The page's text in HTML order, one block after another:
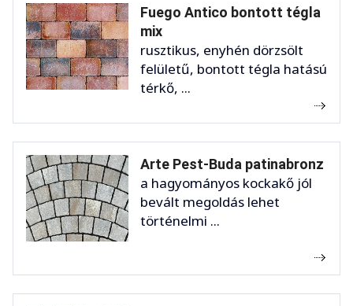
Fuego Antico bontott tégla
mix
rusztikus, enyhén dörzsölt
felületű, bontott tégla hatású
térkő, ...
Arte Pest-Buda patinabronz
a hagyományos kockakő jól
bevált megoldás lehet
történelmi ...